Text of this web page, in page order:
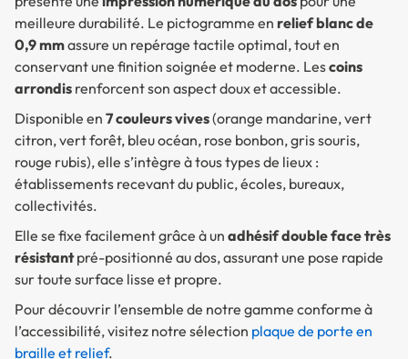
meilleure durabilité. Le pictogramme en relief blanc de
0,9 mmassure un repérage tactile optimal, tout en
conservant une finition soignée et moderne. Lescoins
arrondis renforcent son aspect doux et accessible.
Disponible en 7 couleurs vives(orange mandarine, vert
citron, vert forêt, bleu océan, rose bonbon, gris souris,
rouge rubis), elle s’intègre à tous types de lieux :
établissements recevant du public, écoles, bureaux,
collectivités.
Elle se fixe facilement grâce à un adhésif double face très
résistantpré-positionné au dos, assurant une pose rapide
sur toute surface lisse et propre.
Pour découvrir l’ensemble de notre gamme conforme à
l’accessibilité, visitez notre sélection plaque de porte en
braille et relief.